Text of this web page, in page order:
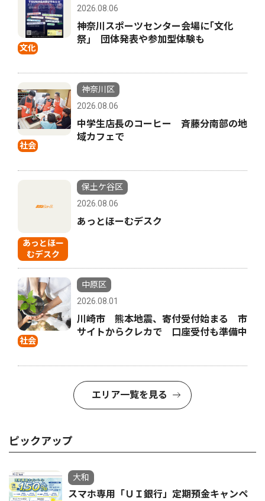
文化
2026.08.06
神奈川スポーツセンター会場に｢文化
祭｣ 団体発表や参加型体験も
社会
神奈川区
2026.08.06
中学生店長のコーヒー 斉藤分南部の地
域カフェで
あっとほー
むデスク
保土ケ谷区
2026.08.06
あっとほーむデスク
社会
中原区
2026.08.01
川崎市 熊本地震、寄付受付始まる 市
サイトからクレカで 口座受付も準備中
エリア一覧を見る
ピックアップ
大和
スマホ専用「ＵＩ銀行」定期預金キャンペ